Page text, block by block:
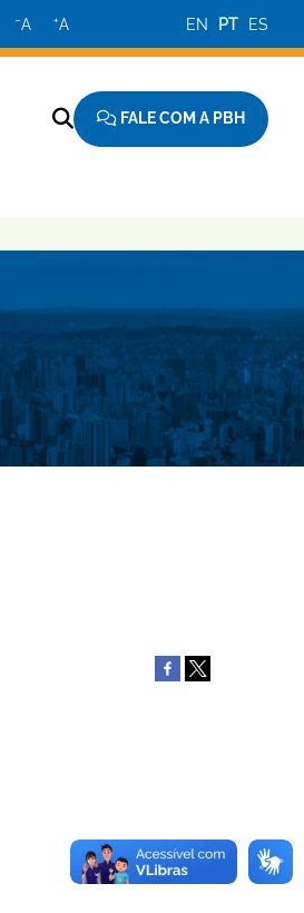
−A +A EN PT ES
FALE COM A PBH